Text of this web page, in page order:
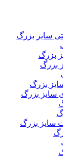
سایز بزرگ
بزرگ
بزرگ
بزرگ
سایز بزرگ
سایز بزرگ